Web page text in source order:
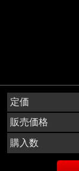
定価
販売価格
購入数